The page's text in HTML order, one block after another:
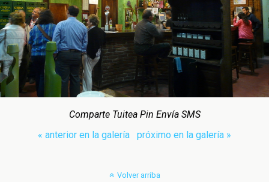
Comparte Tuitea Pin Envía SMS
« anterior en la galería
próximo en la galería »
Volver arriba